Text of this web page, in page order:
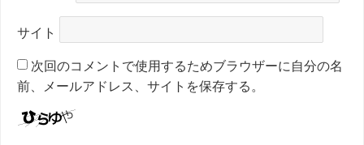
サイト
次回のコメントで使用するためブラウザーに自分の名
前、メールアドレス、サイトを保存する。